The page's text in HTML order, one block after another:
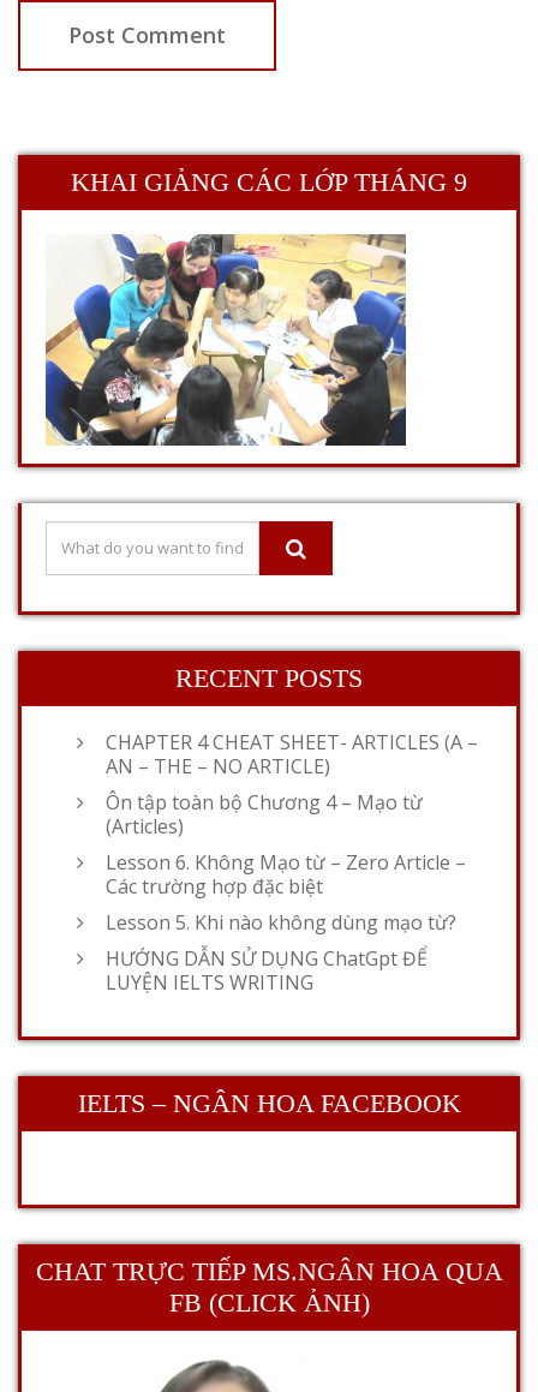
KHAI GIẢNG CÁC LỚP THÁNG 9
RECENT POSTS
CHAPTER 4 CHEAT SHEET- ARTICLES (A –
AN – THE – NO ARTICLE)
Ôn tập toàn bộ Chương 4 – Mạo từ
(Articles)
Lesson 6. Không Mạo từ – Zero Article –
Các trường hợp đặc biệt
Lesson 5. Khi nào không dùng mạo từ?
HƯỚNG DẪN SỬ DỤNG ChatGpt ĐỂ
LUYỆN IELTS WRITING
IELTS – NGÂN HOA FACEBOOK
CHAT TRỰC TIẾP MS.NGÂN HOA QUA
FB (CLICK ẢNH)